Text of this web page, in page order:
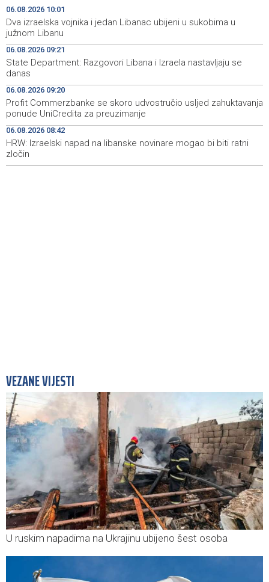
10:05
U Prištini se održava konstituirajuća sjednica Skupštine
Kosova
10:05
Canton, firefighters remain deployed near Konjic
10:01
u južnom Libanu
09:48 Priopćenje za javnost HSP-a BiH
09:23
Sedmo izdanje manifestacije 'Kušaj ljubuška vina'
donosi vrhunska vina, gastronomiju i glazbu
06.08.2026 10:01
Dva izraelska vojnika i jedan Libanac ubijeni u sukobima u
južnom Libanu
06.08.2026 09:21
State Department: Razgovori Libana i Izraela nastavljaju se
danas
06.08.2026 09:20
Profit Commerzbanke se skoro udvostručio usljed zahuktavanja
ponude UniCredita za preuzimanje
06.08.2026 08:42
HRW: Izraelski napad na libanske novinare mogao bi biti ratni
zločin
VEZANE VIJESTI
U ruskim napadima na Ukrajinu ubijeno šest osoba